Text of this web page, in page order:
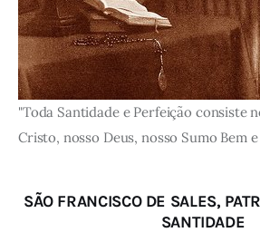
"Toda Santidade e Perfeição consiste
Cristo, nosso Deus, nosso Sumo Bem
SÃO FRANCISCO DE SALES,
SANTIDADE